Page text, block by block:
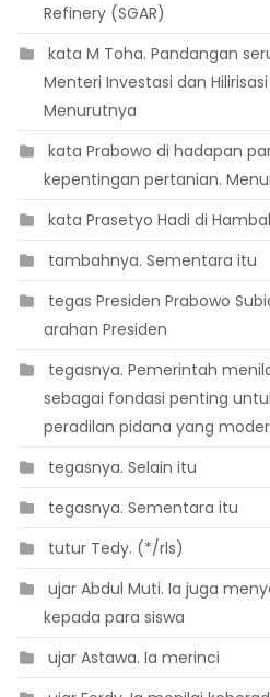
Refinery (SGAR)
 kata M Toha. Pandangan
Menteri Investasi dan
Menurutnya
 kata Prabowo di hadapan
kepentingan pertanian.
 kata Prasetyo Hadi di
 tambahnya. Sementara itu
 tegas Presiden Prabowo
arahan Presiden
 tegasnya. Pemerintah
sebagai fondasi penting
peradilan pidana yang
 tegasnya. Selain itu
 tegasnya. Sementara itu
 tutur Tedy. (*/rls)
 ujar Abdul Muti. Ia juga
kepada para siswa
 ujar Astawa. Ia merinci